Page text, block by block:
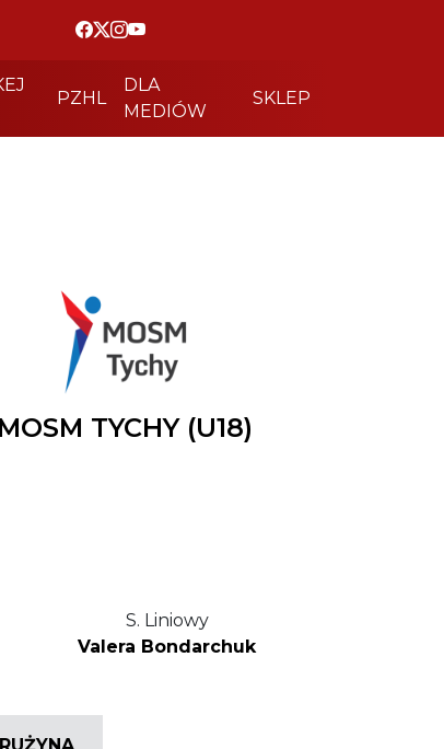
PZHL
DLA
MEDIÓW
SKLEP
MOSM TYCHY (U18)
S. Liniowy
Valera Bondarchuk